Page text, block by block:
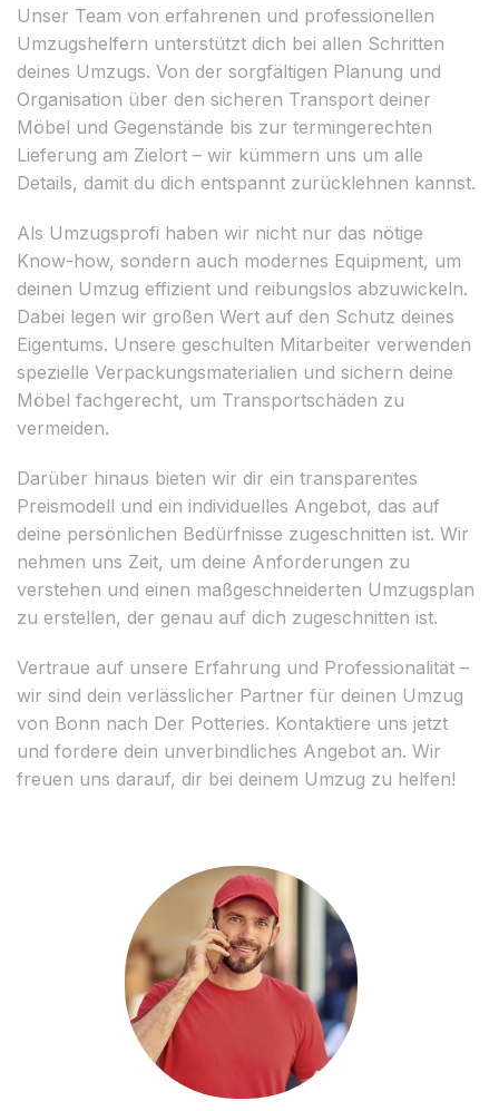
Unser Team von erfahrenen und professionellen
Umzugshelfern unterstützt dich bei allen Schritten
deines Umzugs. Von der sorgfältigen Planung und
Organisation über den sicheren Transport deiner
Möbel und Gegenstände bis zur termingerechten
Lieferung am Zielort – wir kümmern uns um alle
Details, damit du dich entspannt zurücklehnen kannst.
Als Umzugsprofi haben wir nicht nur das nötige
Know-how, sondern auch modernes Equipment, um
deinen Umzug effizient und reibungslos abzuwickeln.
Dabei legen wir großen Wert auf den Schutz deines
Eigentums. Unsere geschulten Mitarbeiter verwenden
spezielle Verpackungsmaterialien und sichern deine
Möbel fachgerecht, um Transportschäden zu
vermeiden.
Darüber hinaus bieten wir dir ein transparentes
Preismodell und ein individuelles Angebot, das auf
deine persönlichen Bedürfnisse zugeschnitten ist. Wir
nehmen uns Zeit, um deine Anforderungen zu
verstehen und einen maßgeschneiderten Umzugsplan
zu erstellen, der genau auf dich zugeschnitten ist.
Vertraue auf unsere Erfahrung und Professionalität –
wir sind dein verlässlicher Partner für deinen Umzug
von Bonn nach Der Potteries. Kontaktiere uns jetzt
und fordere dein unverbindliches Angebot an. Wir
freuen uns darauf, dir bei deinem Umzug zu helfen!